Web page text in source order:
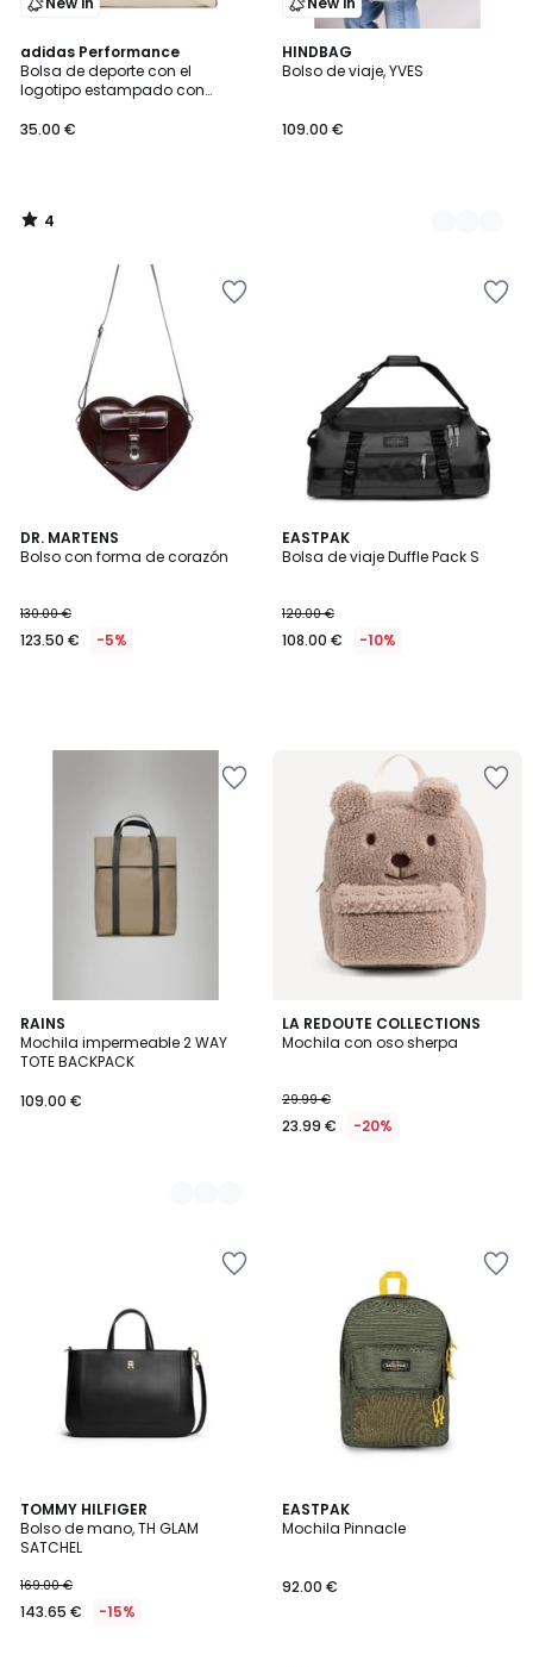
adidas Performance
Bolsa de deporte con el
logotipo estampado con
35.00 €
4
/
5
4
/
HINDBAG
Bolso de viaje, YVES
109.00 €
2
Colores
DR. MARTENS
Bolso con forma de corazón
130.00 €
123.50 € -5%
EASTPAK
Bolsa de viaje Duffle Pack S
120.00 €
108.00 € -10%
RAINS
Mochila impermeable 2 WAY
TOTE BACKPACK
109.00 €
3
Colores
LA REDOUTE COLLECTIONS
Mochila con oso sherpa
29.99 €
23.99 € -20%
TOMMY HILFIGER
Bolso de mano, TH GLAM
SATCHEL
169.00 €
143.65 € -15%
EASTPAK
Mochila Pinnacle
92.00 €
5
/
2
Colores